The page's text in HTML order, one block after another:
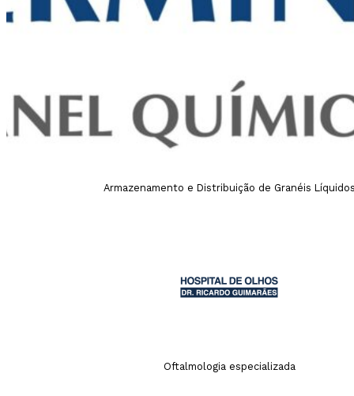
Armazenamento e Distribuição de Granéis
Oftalmologia especializada